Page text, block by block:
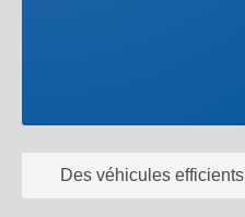
Des véhicules efficients